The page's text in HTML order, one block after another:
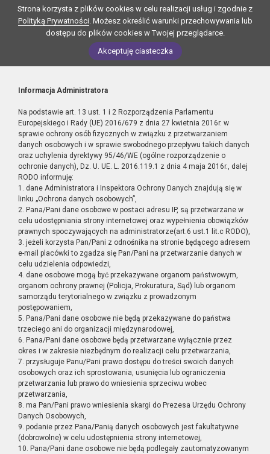
Strona korzysta z plików cookies w celu realizacji usług i zgodnie z
Polityką Prywatności. Możesz określić warunki przechowywania lub
dostępu do plików cookies w Twojej przeglądarce.
Akceptuję ciasteczka
Informacja Administratora
Na podstawie art. 13 ust. 1 i 2 Rozporządzenia Parlamentu
Europejskiego i Rady (UE) 2016/679 z dnia 27 kwietnia 2016r. w
sprawie ochrony osób fizycznych w związku z przetwarzaniem
danych osobowych i w sprawie swobodnego przepływu takich danych
oraz uchylenia dyrektywy 95/46/WE (ogólne rozporządzenie o
ochronie danych), Dz. U. UE. L. 2016.119.1 z dnia 4 maja 2016r., dalej
RODO informuję:
1. dane Administratora i Inspektora Ochrony Danych znajdują się w
linku „Ochrona danych osobowych”,
2. Pana/Pani dane osobowe w postaci adresu IP, są przetwarzane w
celu udostępniania strony internetowej oraz wypełnienia obowiązków
prawnych spoczywających na administratorze(art.6 ust.1 lit.c RODO),
3. jeżeli korzysta Pan/Pani z odnośnika na stronie będącego adresem
e-mail placówki to zgadza się Pan/Pani na przetwarzanie danych w
celu udzielenia odpowiedzi,
4. dane osobowe mogą być przekazywane organom państwowym,
organom ochrony prawnej (Policja, Prokuratura, Sąd) lub organom
samorządu terytorialnego w związku z prowadzonym
postępowaniem,
5. Pana/Pani dane osobowe nie będą przekazywane do państwa
trzeciego ani do organizacji międzynarodowej,
6. Pana/Pani dane osobowe będą przetwarzane wyłącznie przez
okres i w zakresie niezbędnym do realizacji celu przetwarzania,
7. przysługuje Panu/Pani prawo dostępu do treści swoich danych
osobowych oraz ich sprostowania, usunięcia lub ograniczenia
przetwarzania lub prawo do wniesienia sprzeciwu wobec
przetwarzania,
8. ma Pan/Pani prawo wniesienia skargi do Prezesa Urzędu Ochrony
Danych Osobowych,
9. podanie przez Pana/Panią danych osobowych jest fakultatywne
(dobrowolne) w celu udostępnienia strony internetowej,
10. Pana/Pani dane osobowe nie będą podlegały zautomatyzowanym